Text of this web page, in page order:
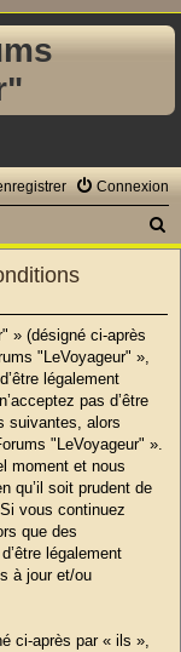
Connexion
» (désigné ci-après
"LeVoyageur" »,
légalement
pas d’être
suivantes, alors
"LeVoyageur" ».
moment et nous
qu’il soit prudent de
vous continuez
que des
légalement
à jour et/ou
ci-après par « ils »,